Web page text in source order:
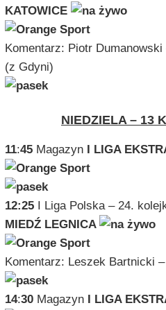
KATOWICE
Komentarz: Piotr
(z Gdyni)
NIEDZIELA – 13
11:45Magazyn I LIGA
12:25 I Liga Polska – 24.
MIEDŹ LEGNICA
Komentarz: Leszek Bartnicki
14:30Magazyn I LIGA